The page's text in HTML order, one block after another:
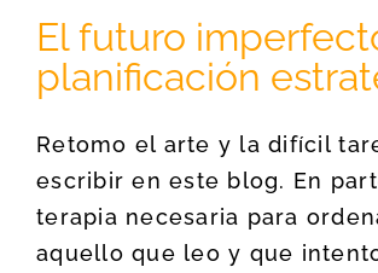
El futuro
planificación
Retomo el arte y la difícil
escribir en este blog. En
terapia necesaria para
aquello que leo y que